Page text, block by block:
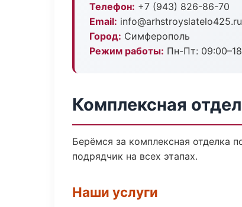
Телефон: +7 (943) 826-86-70
Email: info@arhstroyslatelo425.ru
Город: Симферополь
Режим работы: Пн-Пт:
Комплексная
Берёмся за комплексная отделка
подрядчик на всех этапах.
Наши услуги